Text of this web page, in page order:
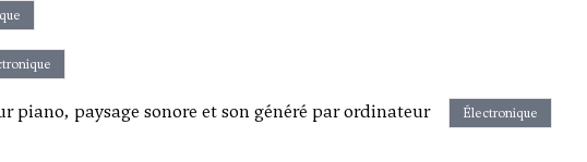
piano, paysage sonore et son généré par ordinateur
Électronique